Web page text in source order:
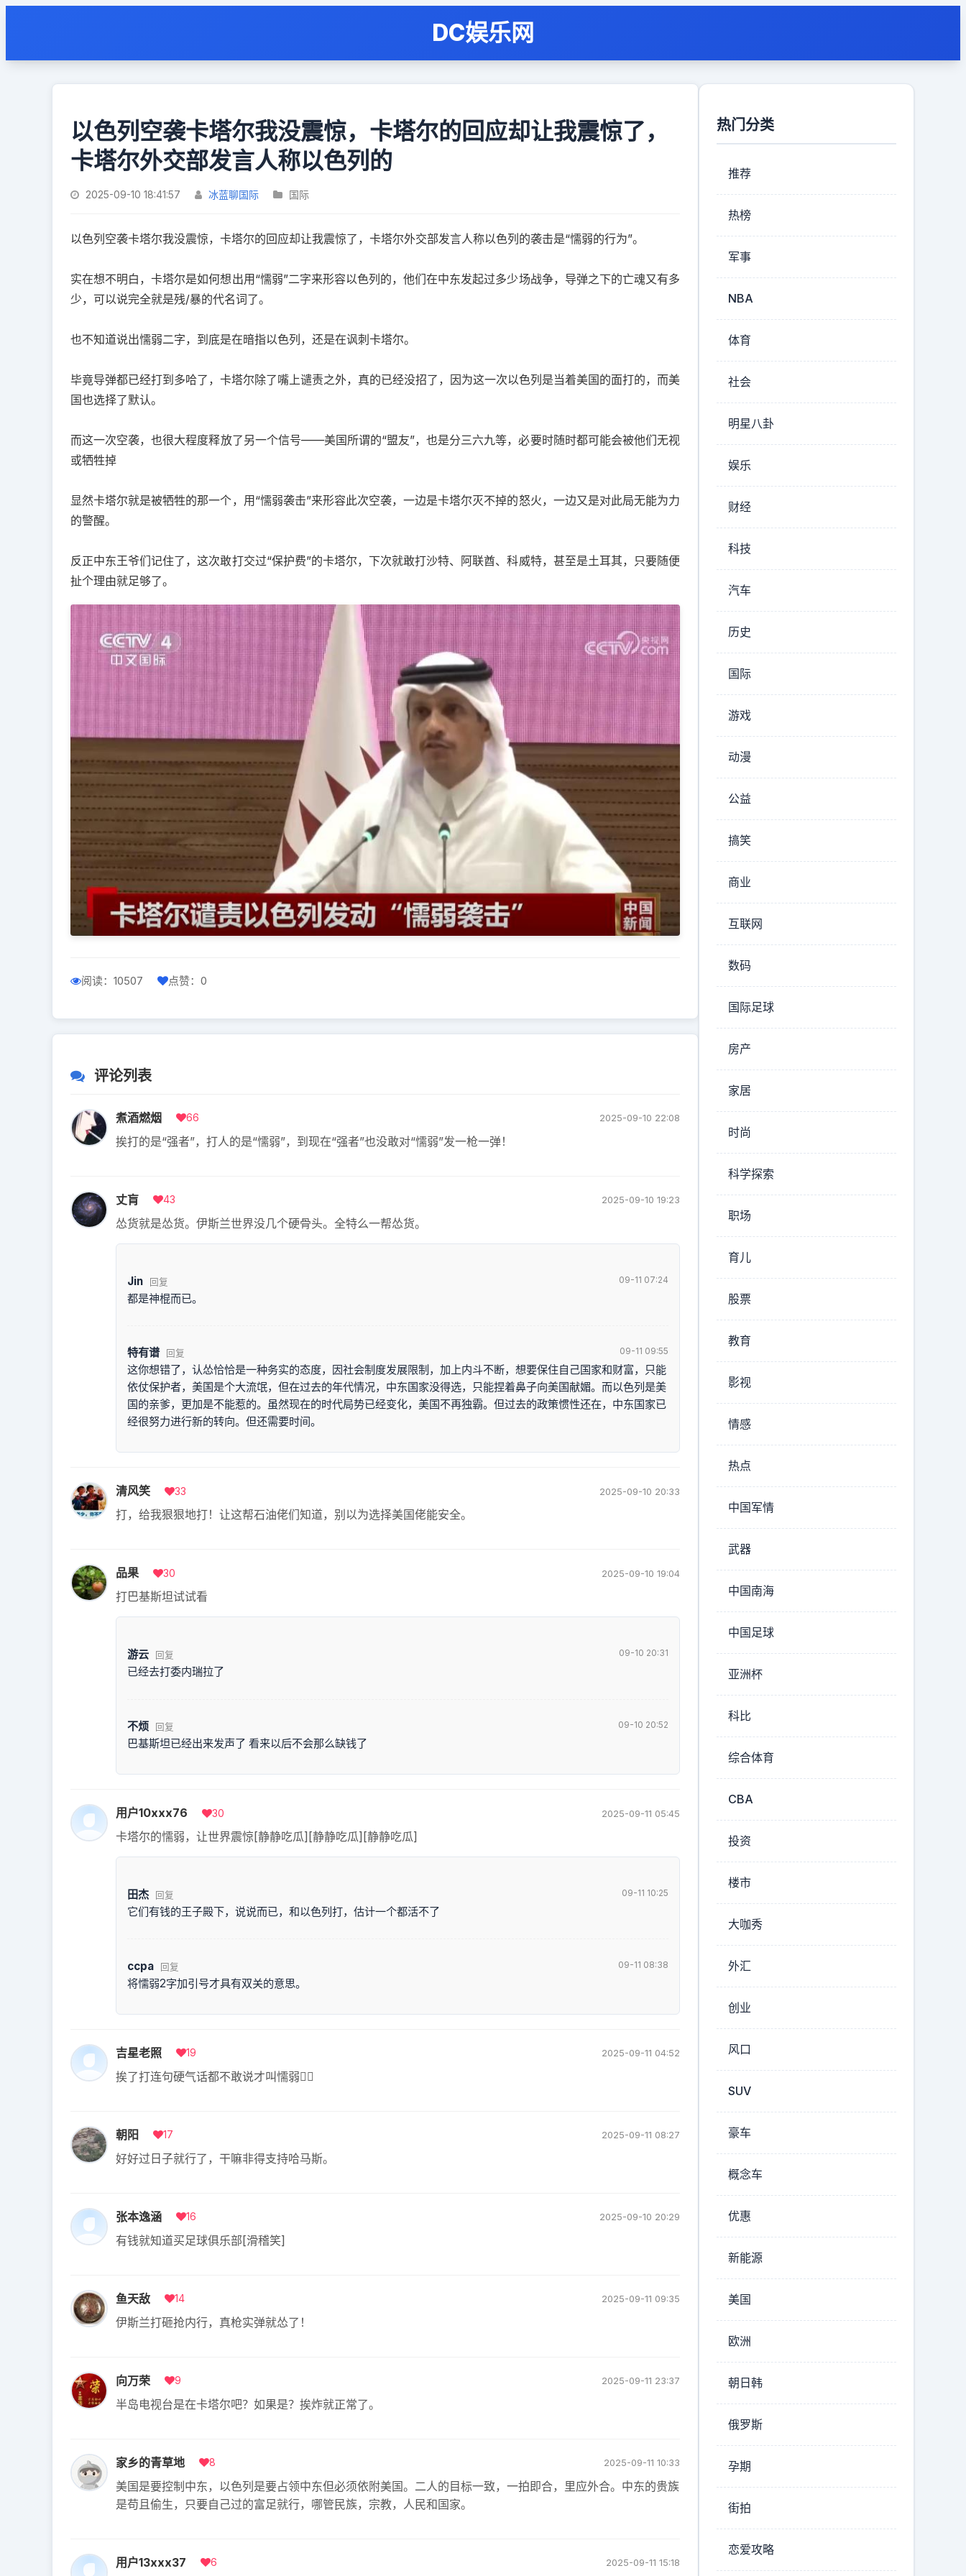
DC娱乐网
以色列空袭卡塔尔我没震惊，卡塔尔的回应却让我震惊了，
卡塔尔外交部发言人称以色列的
2025-09-10 18:41:57 冰蓝聊国际 国际
以色列空袭卡塔尔我没震惊，卡塔尔的回应却让我震惊了，卡塔尔外交部发言人称以色列的袭击是“懦弱的行为”。
实在想不明白，卡塔尔是如何想出用“懦弱”二字来形容以色列的，他们在中东发起过多少场战争，导弹之下的亡魂又有多
少，可以说完全就是残/暴的代名词了。
也不知道说出懦弱二字，到底是在暗指以色列，还是在讽刺卡塔尔。
毕竟导弹都已经打到多哈了，卡塔尔除了嘴上谴责之外，真的已经没招了，因为这一次以色列是当着美国的面打的，而美
国也选择了默认。
而这一次空袭，也很大程度释放了另一个信号——美国所谓的“盟友”，也是分三六九等，必要时随时都可能会被他们无视
或牺牲掉
显然卡塔尔就是被牺牲的那一个，用“懦弱袭击”来形容此次空袭，一边是卡塔尔灭不掉的怒火，一边又是对此局无能为力
的警醒。
反正中东王爷们记住了，这次敢打交过“保护费”的卡塔尔，下次就敢打沙特、阿联酋、科威特，甚至是土耳其，只要随便
扯个理由就足够了。
阅读：10507 点赞：0
评论列表
煮酒燃烟 66 2025-09-10 22:08
挨打的是“强者”，打人的是“懦弱”，到现在“强者”也没敢对“懦弱”发一枪一弹！
丈肓 43 2025-09-10 19:23
怂货就是怂货。伊斯兰世界没几个硬骨头。全特么一帮怂货。
Jin 回复 09-11 07:24
都是神棍而已。
特有谱 回复 09-11 09:55
这你想错了，认怂恰恰是一种务实的态度，因社会制度发展限制，加上内斗不断，想要保住自己国家和财富，只能
依仗保护者，美国是个大流氓，但在过去的年代情况，中东国家没得选，只能捏着鼻子向美国献媚。而以色列是美
国的亲爹，更加是不能惹的。虽然现在的时代局势已经变化，美国不再独霸。但过去的政策惯性还在，中东国家已
经很努力进行新的转向。但还需要时间。
清风笑 33 2025-09-10 20:33
打，给我狠狠地打！让这帮石油佬们知道，别以为选择美国佬能安全。
品果 30 2025-09-10 19:04
打巴基斯坦试试看
游云 回复 09-10 20:31
已经去打委内瑞拉了
不烦 回复 09-10 20:52
巴基斯坦已经出来发声了 看来以后不会那么缺钱了
用户10xxx76 30 2025-09-11 05:45
卡塔尔的懦弱，让世界震惊[静静吃瓜][静静吃瓜][静静吃瓜]
田杰 回复 09-11 10:25
它们有钱的王子殿下，说说而已，和以色列打，估计一个都活不了
ccpa 回复 09-11 08:38
将懦弱2字加引号才具有双关的意思。
吉星老照 19 2025-09-11 04:52
挨了打连句硬气话都不敢说才叫懦弱👎🏻
朝阳 17 2025-09-11 08:27
好好过日子就行了，干嘛非得支持哈马斯。
张本逸涵 16 2025-09-10 20:29
有钱就知道买足球俱乐部[滑稽笑]
鱼天敌 14 2025-09-11 09:35
伊斯兰打砸抢内行，真枪实弹就怂了！
向万荣 9 2025-09-11 23:37
半岛电视台是在卡塔尔吧？如果是？挨炸就正常了。
家乡的青草地 8 2025-09-11 10:33
美国是要控制中东，以色列是要占领中东但必须依附美国。二人的目标一致，一拍即合，里应外合。中东的贵族
是苟且偷生，只要自己过的富足就行，哪管民族，宗教，人民和国家。
用户13xxx37 6 2025-09-11 15:18
热门分类
推荐
热榜
军事
NBA
体育
社会
明星八卦
娱乐
财经
科技
汽车
历史
国际
游戏
动漫
公益
搞笑
商业
互联网
数码
国际足球
房产
家居
时尚
科学探索
职场
育儿
股票
教育
影视
情感
热点
中国军情
武器
中国南海
中国足球
亚洲杯
科比
综合体育
CBA
投资
楼市
大咖秀
外汇
创业
风口
SUV
豪车
概念车
优惠
新能源
美国
欧洲
朝日韩
俄罗斯
孕期
街拍
恋爱攻略